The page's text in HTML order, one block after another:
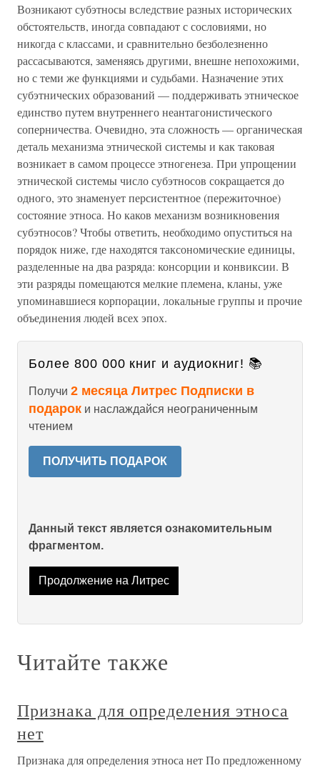
Возникают субэтносы вследствие разных исторических
обстоятельств, иногда совпадают с сословиями, но
никогда с классами, и сравнительно безболезненно
рассасываются, заменяясь другими, внешне непохожими,
но с теми же функциями и судьбами. Назначение этих
субэтнических образований — поддерживать этническое
единство путем внутреннего неантагонистического
соперничества. Очевидно, эта сложность — органическая
деталь механизма этнической системы и как таковая
возникает в самом процессе этногенеза. При упрощении
этнической системы число субэтносов сокращается до
одного, это знаменует персистентное (пережиточное)
состояние этноса. Но каков механизм возникновения
субэтносов? Чтобы ответить, необходимо опуститься на
порядок ниже, где находятся таксономические единицы,
разделенные на два разряда: консорции и конвиксии. В
эти разряды помещаются мелкие племена, кланы, уже
упоминавшиеся корпорации, локальные группы и прочие
объединения людей всех эпох.
Более 800 000 книг и аудиокниг! 📚
Получи 2 месяца Литрес Подписки в
подарок и наслаждайся неограниченным
чтением
ПОЛУЧИТЬ ПОДАРОК
Данный текст является ознакомительным
фрагментом.
Продолжение на Литрес
Читайте также
Признака для определения этноса
нет
Признака для определения этноса нет По предложенному